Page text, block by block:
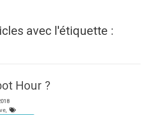
avec l'étiquette :
Hour ?